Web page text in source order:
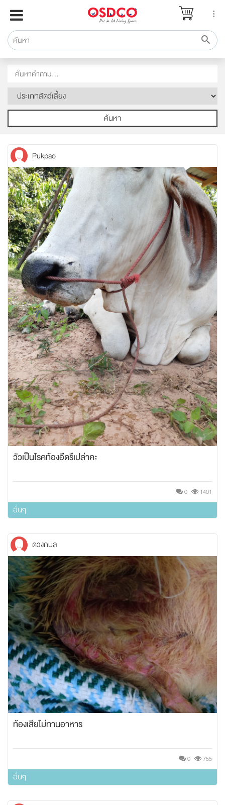
หน้าแรก
แบรนด์
รีวิว
ปรึกษาหมอ
สาระสัตว์เลี้ยง
Pet Channel
ซื้อสินค้า OSDCO
ค้นหา
Pukpao
วัวเป็นโรคท้องอืดรึเปล่าคะ
0 1401
อื่นๆ
ดวงกมล
ท้องเสียไม่ทานอาหาร
0 755
อื่นๆ